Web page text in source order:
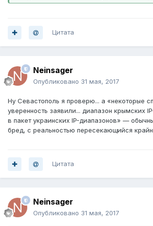
Цитата
Neinsager
Опубликовано 31 мая, 2017
Ну Севастополь я проверю... а «некоторые
уверенность заявили... диапазон крымских
в пакет украинских IP-диапазонов» —
бред, с реальностью пересекающийся
Цитата
Neinsager
Опубликовано 31 мая, 2017